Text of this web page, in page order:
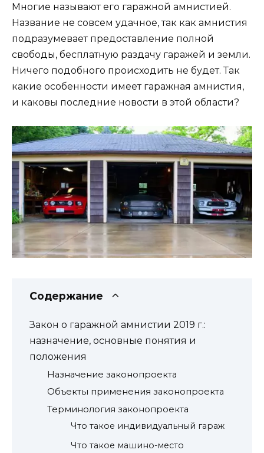
Многие называют его гаражной амнистией.
Название не совсем удачное, так как амнистия
подразумевает предоставление полной
свободы, бесплатную раздачу гаражей и земли.
Ничего подобного происходить не будет. Так
какие особенности имеет гаражная амнистия,
и каковы последние новости в этой области?
Содержание
Закон о гаражной амнистии 2019 г.:
назначение, основные понятия и
положения
Назначение законопроекта
Объекты применения законопроекта
Терминология законопроекта
Что такое индивидуальный гараж
Что такое машино-место